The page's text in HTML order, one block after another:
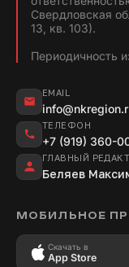
Свердловская
13, кв. 103).
Периодичность
EMAIL
ТЕЛЕФОН
+7 (919) 360-
ГЛАВНЫЙ
Беляев
МОБИЛЬНОЕ
Скачать в
App Store